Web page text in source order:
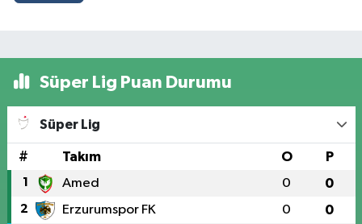
Süper Lig Puan Durumu
Süper Lig
# Takım O P
1 Amed 0 0
2 Erzurumspor FK 0 0